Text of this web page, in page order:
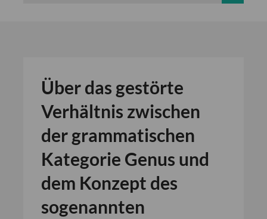
Über das gestörte
Verhältnis zwischen
der grammatischen
Kategorie Genus und
dem Konzept des
sogenannten